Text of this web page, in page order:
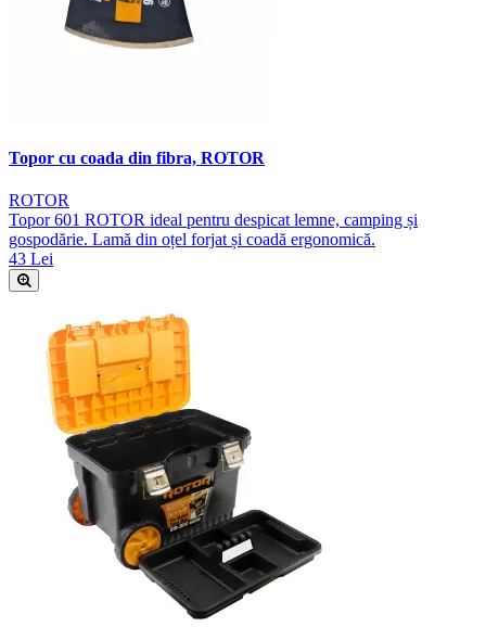
Topor cu coada din fibra, ROTOR
ROTOR
Topor 601 ROTOR ideal pentru despicat lemne, camping și
gospodărie. Lamă din oțel forjat și coadă ergonomică.
43 Lei